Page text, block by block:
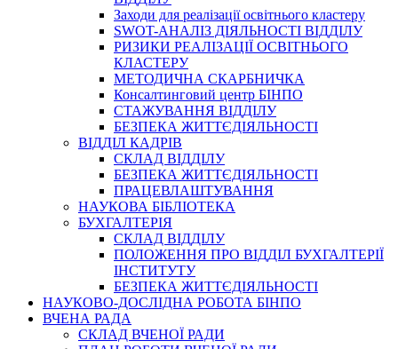
Заходи для реалізації освітнього кластеру
SWOT-АНАЛІЗ ДІЯЛЬНОСТІ ВІДДІЛУ
РИЗИКИ РЕАЛІЗАЦІЇ ОСВІТНЬОГО
КЛАСТЕРУ
МЕТОДИЧНА СКАРБНИЧКА
Консалтинговий центр БІНПО
СТАЖУВАННЯ ВІДДІЛУ
БЕЗПЕКА ЖИТТЄДІЯЛЬНОСТІ
ВІДДІЛ КАДРІВ
СКЛАД ВІДДІЛУ
БЕЗПЕКА ЖИТТЄДІЯЛЬНОСТІ
ПРАЦЕВЛАШТУВАННЯ
НАУКОВА БІБЛІОТЕКА
БУХГАЛТЕРІЯ
СКЛАД ВІДДІЛУ
ПОЛОЖЕННЯ ПРО ВІДДІЛ БУХГАЛТЕРІЇ
ІНСТИТУТУ
БЕЗПЕКА ЖИТТЄДІЯЛЬНОСТІ
НАУКОВО-ДОСЛІДНА РОБОТА БІНПО
ВЧЕНА РАДА
СКЛАД ВЧЕНОЇ РАДИ